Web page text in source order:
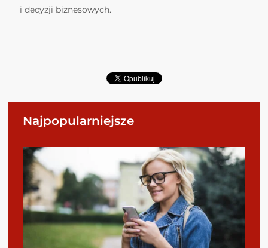
i decyzji biznesowych.
Najpopularniejsze